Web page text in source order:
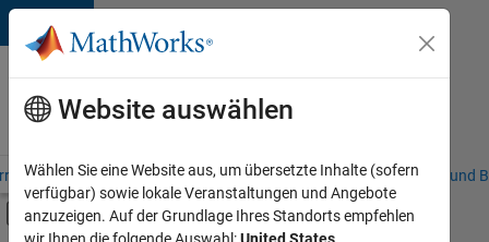
Weiter zum Inhalt
Karriere
bei
MathWorks
– Übersicht Stellensuche Niederlassungen Studierende und
Umschaltung für Off-Canvas-
Hauptinhalt
Website auswählen
Wählen Sie eine Website aus, um übersetzte Inhalte (sofern
verfügbar) sowie lokale Veranstaltungen und Angebote
anzuzeigen. Auf der Grundlage Ihres Standorts empfehlen